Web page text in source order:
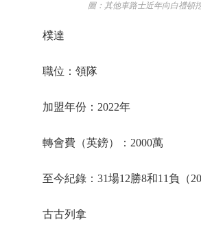
圖：其他車路士近年向白禮頓
樸達
職位：領隊
加盟年份：2022年
轉會費（英鎊）：2000萬
至今紀錄：31場12勝8和11負（
古古列拿